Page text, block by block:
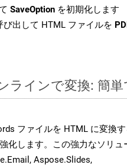
SaveOption を初期化します
び出して HTML ファイルを
ラインで変換: 簡
ファイルを HTML に変換す
化します。この強力なソリュ
Aspose.Slides,